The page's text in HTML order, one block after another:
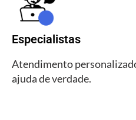
Especialistas
Atendimento
ajuda de verdade.